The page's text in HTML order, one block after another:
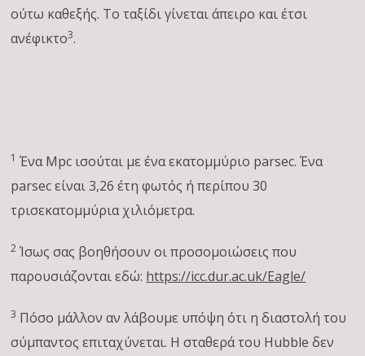
ούτω καθεξής. Το ταξίδι γίνεται άπειρο και έτσι
ανέφικτο3.
1 Ένα Mpc ισούται με ένα εκατομμύριο parsec. Ένα
parsec είναι 3,26 έτη φωτός ή περίπου 30
τρισεκατομμύρια χιλιόμετρα.
2 Ίσως σας βοηθήσουν οι προσομοιώσεις που
παρουσιάζονται εδώ: https://icc.dur.ac.uk/Eagle/
3 Πόσο μάλλον αν λάβουμε υπόψη ότι η διαστολή του
σύμπαντος επιταχύνεται. Η σταθερά του Hubble δεν